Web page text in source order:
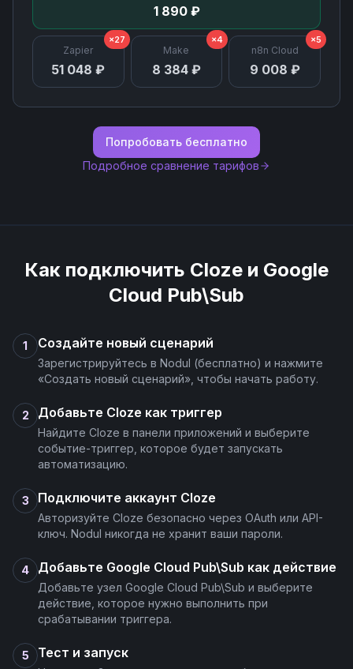
1 890 ₽
Zapier
51 048 ₽
×27
Make
8 384 ₽
×4
n8n Cloud
9 008 ₽
×5
Попробовать бесплатно
Подробное сравнение тарифов
Как подключить Cloze и Google
Cloud Pub\Sub
1 Создайте новый сценарий
Зарегистрируйтесь в Nodul (бесплатно) и нажмите
«Создать новый сценарий», чтобы начать работу.
2 Добавьте Cloze как триггер
Найдите Cloze в панели приложений и выберите
событие-триггер, которое будет запускать
автоматизацию.
3 Подключите аккаунт Cloze
Авторизуйте Cloze безопасно через OAuth или API-
ключ. Nodul никогда не хранит ваши пароли.
4 Добавьте Google Cloud Pub\Sub как действие
Добавьте узел Google Cloud Pub\Sub и выберите
действие, которое нужно выполнить при
срабатывании триггера.
5 Тест и запуск